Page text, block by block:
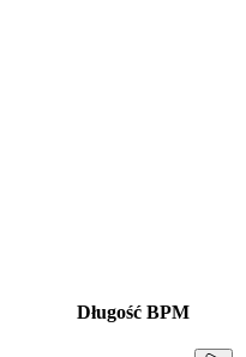
Długość BPM